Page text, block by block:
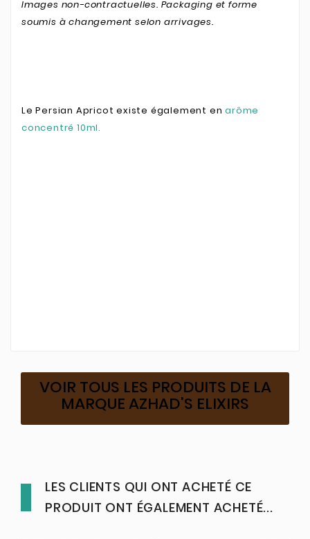
Images non-contractuelles. Packaging et forme
soumis à changement selon arrivages.
Le Persian Apricot existe également enarôme
concentré 10ml.
VOIR TOUS LES PRODUITS DE LA
MARQUE AZHAD'S ELIXIRS
LES CLIENTS QUI ONT ACHETÉ CE
PRODUIT ONT ÉGALEMENT ACHETÉ...